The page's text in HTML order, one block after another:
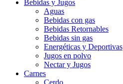
Bebidas y Jugos
Aguas
Bebidas con gas
Bebidas Retornables
Bebidas sin gas
Energéticas y Deportivas
Jugos en polvo
Nectar y Jugos
Carnes
Cerdo